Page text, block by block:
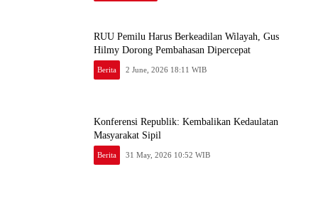
RUU Pemilu Harus Berkeadilan Wilayah, Gus
Hilmy Dorong Pembahasan Dipercepat
Berita 2 June, 2026 18:11 WIB
Konferensi Republik: Kembalikan Kedaulatan
Masyarakat Sipil
Berita 31 May, 2026 10:52 WIB